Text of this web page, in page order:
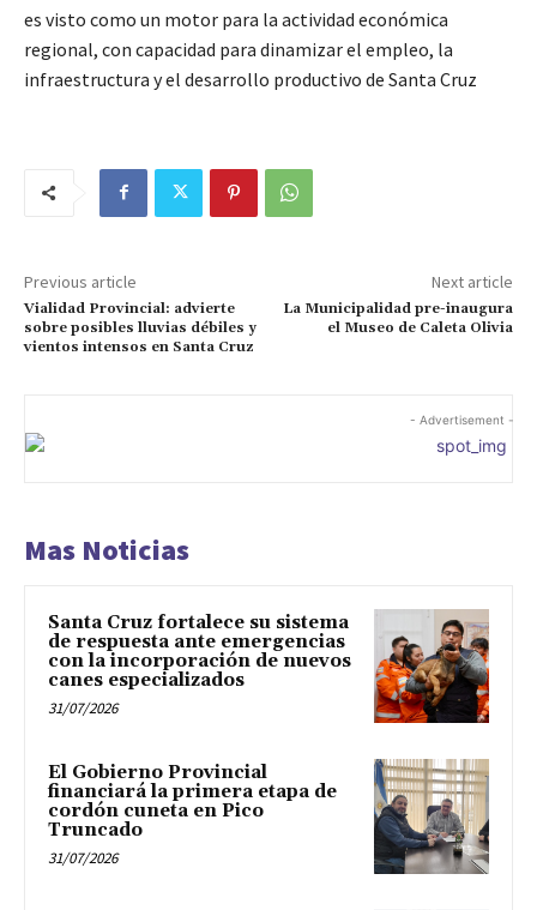
es visto como un motor para la actividad económica
regional, con capacidad para dinamizar el empleo, la
infraestructura y el desarrollo productivo de Santa Cruz
Previous article
Vialidad Provincial: advierte
sobre posibles lluvias débiles y
vientos intensos en Santa Cruz
Next article
La Municipalidad pre-inaugura
el Museo de Caleta Olivia
- Advertisement -
Mas Noticias
Santa Cruz fortalece su sistema
de respuesta ante emergencias
con la incorporación de nuevos
canes especializados
31/07/2026
El Gobierno Provincial
financiará la primera etapa de
cordón cuneta en Pico
Truncado
31/07/2026